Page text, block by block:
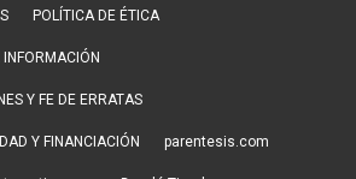
POLÍTICA DE ÉTICA
Y FE DE ERRATAS
Y FINANCIACIÓN parentesis.com